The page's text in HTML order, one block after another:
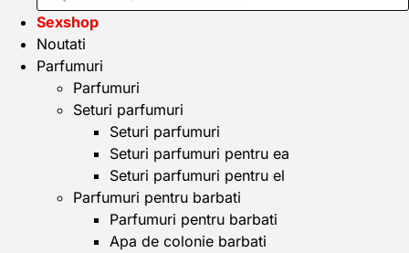
Sexshop
Noutati
Parfumuri
Parfumuri
Seturi parfumuri
Seturi parfumuri
Seturi parfumuri pentru ea
Seturi parfumuri pentru el
Parfumuri pentru barbati
Parfumuri pentru barbati
Apa de colonie barbati